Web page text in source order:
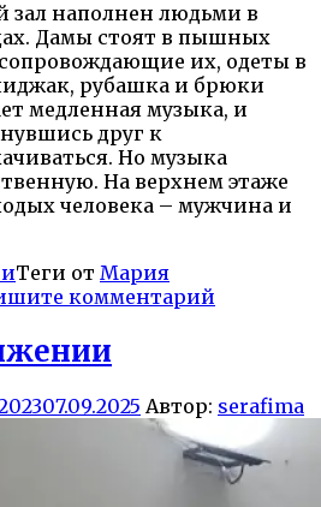
наполнен людьми в
Дамы стоят в пышных
их, одеты в
рубашка и брюки
медленная музыка, и
друг к
Но музыка
На верхнем этаже
человека – мужчина и
Теги от Мария
комментарий
07.09.2025 Автор: serafima